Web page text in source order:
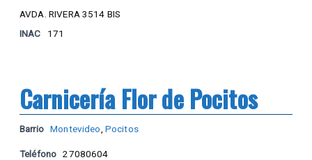
AVDA. RIVERA 3514 BIS
INAC
171
Carnicería Flor de Pocitos
Barrio Montevideo Pocitos
Teléfono 27080604